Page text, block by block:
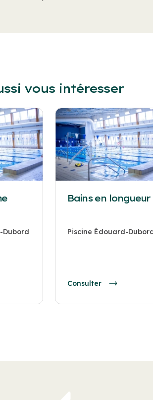
vous intéresser
Dubord
Bains en longueur
Piscine Édouard-
Consulter